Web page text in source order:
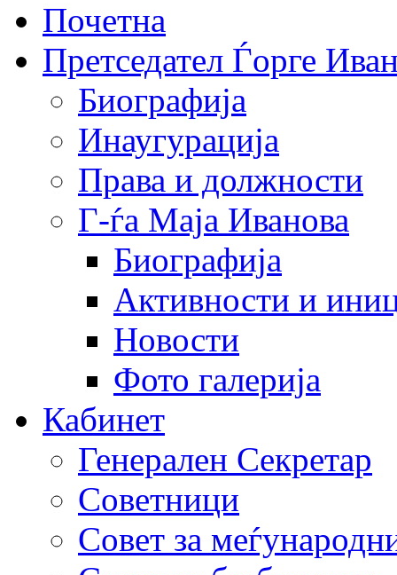
Почетна
Претседател Ѓорге
Биографија
Инаугурација
Права и должности
Г-ѓа Маја Иванова
Биографија
Активности и
Новости
Фото галерија
Кабинет
Генерален Секретар
Советници
Совет за